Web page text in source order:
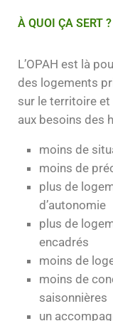
À QUOI ÇA SERT ?
L’OPAH est là
des logements
sur le territoire
aux besoins des
moins de
moins de
plus de
d’autonomie
plus de
encadrés
moins de
moins de
saisonnières
un